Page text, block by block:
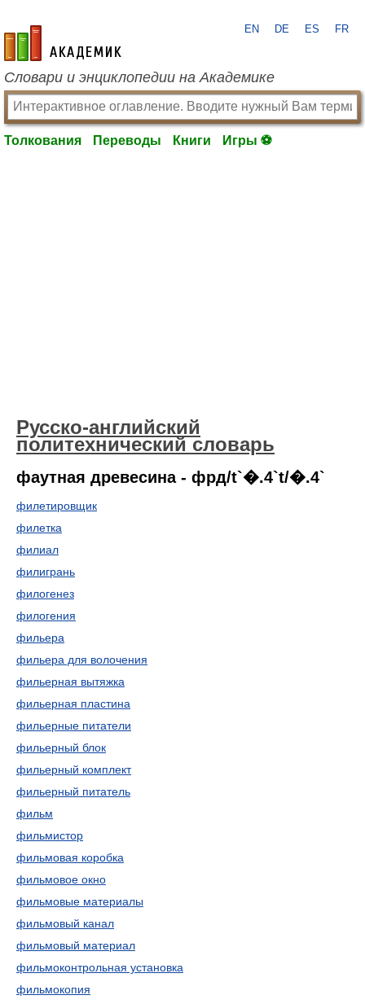
academic.ru
EN DE ES FR
Словари и энциклопедии на Академике
Толкования Переводы Книги Игры ⚽
Русско-английский
политехнический словарь
фаутная древесина - фрд/t`�.4`t/�.4`
филетировщик
филетка
филиал
филигрань
филогенез
филогения
фильера
фильера для волочения
фильерная вытяжка
фильерная пластина
фильерные питатели
фильерный блок
фильерный комплект
фильерный питатель
фильм
фильмистор
фильмовая коробка
фильмовое окно
фильмовые материалы
фильмовый канал
фильмовый материал
фильмоконтрольная установка
фильмокопия